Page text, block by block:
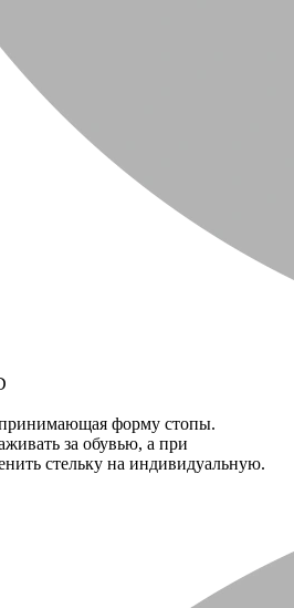
принимающая форму стопы.
за обувью, а при
стельку на индивидуальную.